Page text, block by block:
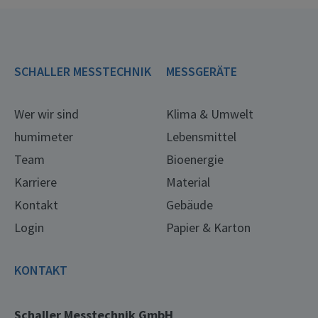
SCHALLER MESSTECHNIK
Wer wir sind
humimeter
Team
Karriere
Kontakt
Login
MESSGERÄTE
Klima & Umwelt
Lebensmittel
Bioenergie
Material
Gebäude
Papier & Karton
KONTAKT
Schaller Messtechnik GmbH